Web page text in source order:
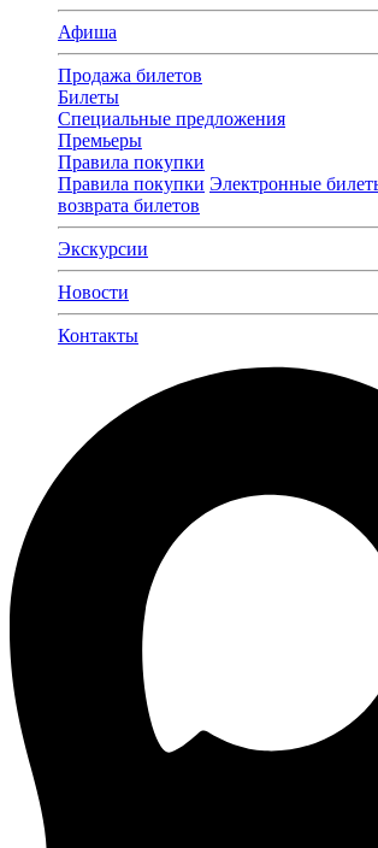
Афиша
Продажа билетов
Билеты
Специальные предложения
Премьеры
Правила покупки
Правила покупки Электронные
возврата билетов
Экскурсии
Новости
Контакты